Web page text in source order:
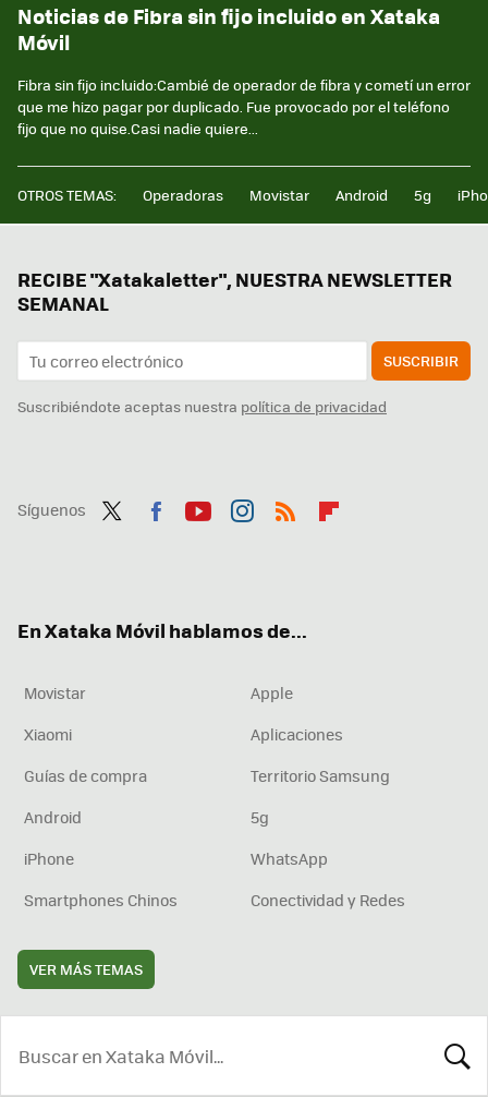
Noticias de Fibra sin fijo incluido en Xataka
Móvil
Fibra sin fijo incluido:Cambié de operador de fibra y cometí un error
que me hizo pagar por duplicado. Fue provocado por el teléfono
fijo que no quise.Casi nadie quiere...
OTROS TEMAS: Operadoras Movistar Android 5g
RECIBE "Xatakaletter", NUESTRA NEWSLETTER
SEMANAL
SUSCRIBIR
Suscribiéndote aceptas nuestra política de privacidad
Síguenos
En Xataka Móvil hablamos de...
Movistar
Apple
Xiaomi
Aplicaciones
Guías de compra
Territorio Samsung
Android
5g
iPhone
WhatsApp
Smartphones Chinos
Conectividad y Redes
VER MÁS TEMAS